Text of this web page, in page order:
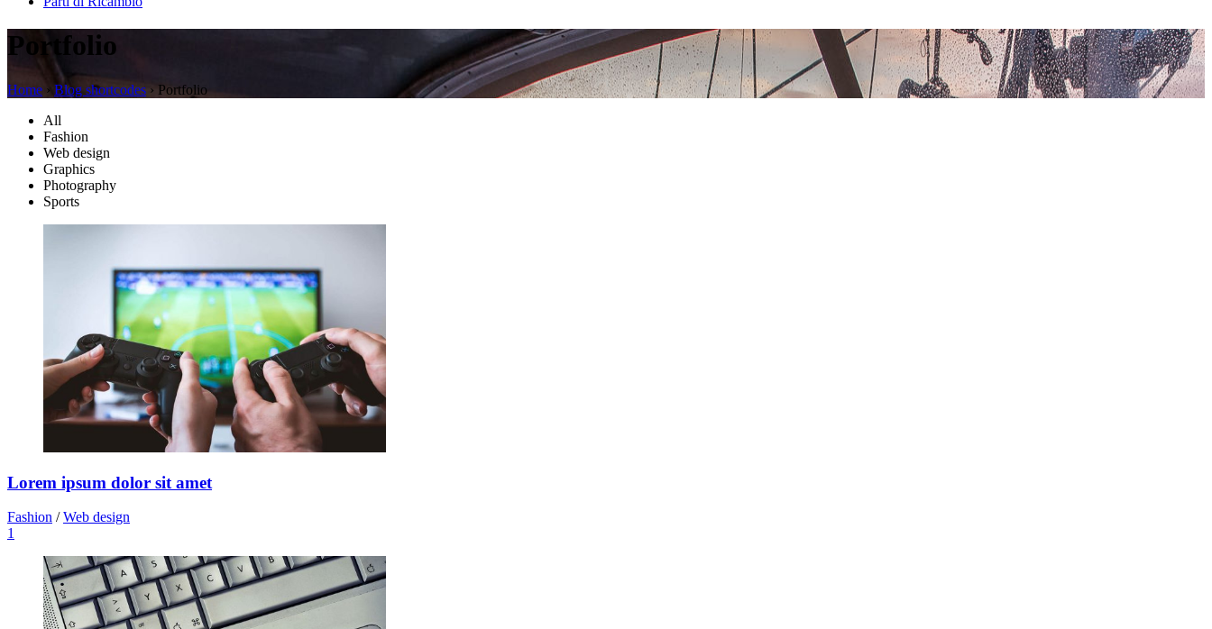
Portfolio
Home › Blog shortcodes › Portfolio
All
Fashion
Web design
Graphics
Photography
Sports
Lorem ipsum dolor sit amet
Fashion /Web design
1